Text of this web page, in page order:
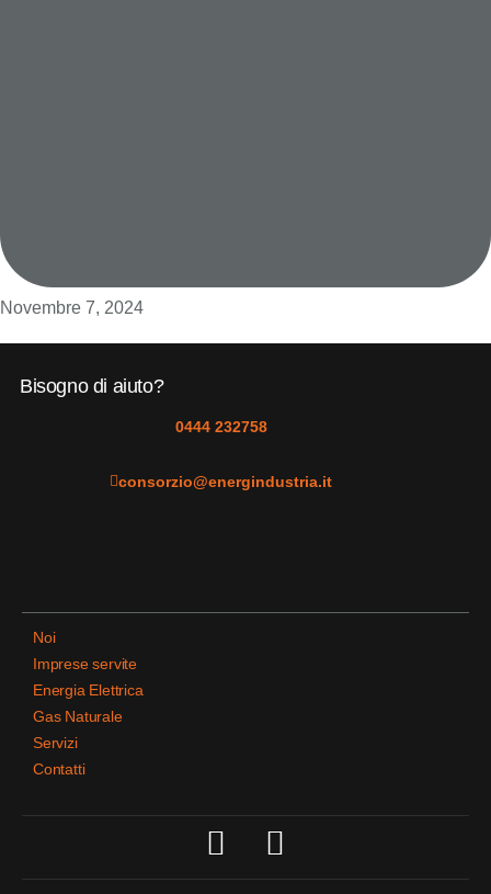
Novembre 7, 2024
Bisogno di aiuto?
0444 232758
consorzio@energindustria.it
Noi
Imprese servite
Energia Elettrica
Gas Naturale
Servizi
Contatti